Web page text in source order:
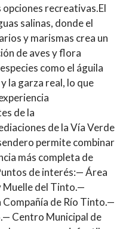
recreativas.El
salinas, donde el
y marismas crea un
de aves y flora
como el águila
la garza real, lo que
de la
de la Vía Verde
permite combinar
más completa de
de interés:— Área
Muelle del Tinto.—
de Río Tinto.—
Centro Municipal de